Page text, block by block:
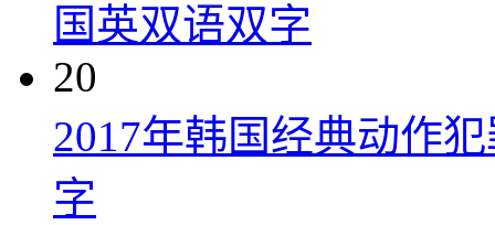
国英双语双字
20
2017年韩国经典动作
字